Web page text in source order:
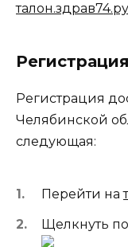
талон.здрав74.ру
Регистрация
Челябинской
следующая:
Перейти на
Щелкнуть